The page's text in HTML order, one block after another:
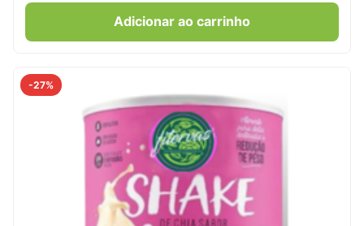
Adicionar ao carrinho
-27%